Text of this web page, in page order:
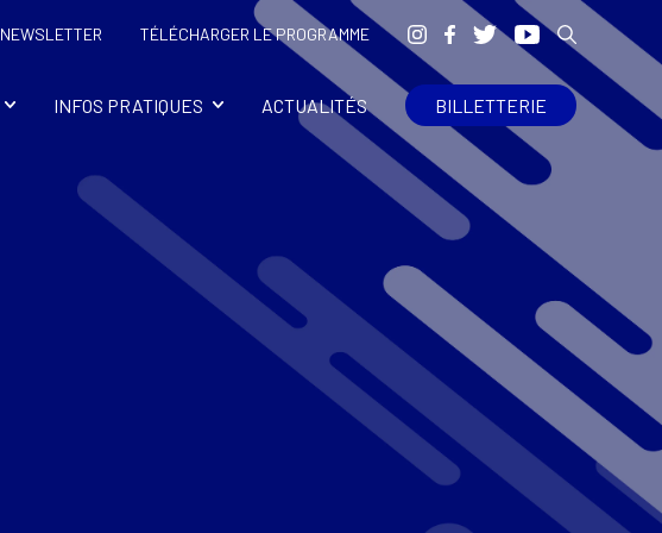
NEWSLETTER TÉLÉCHARGER LE PROGRAMME
INFOS PRATIQUES ACTUALITÉS BILLETTERIE